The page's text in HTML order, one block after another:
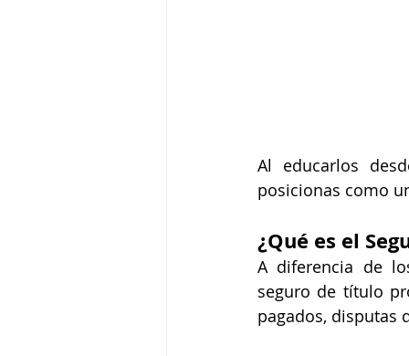
Al educarlos
posicionas como
¿Qué es el
A diferencia de
seguro de título
pagados, disputas